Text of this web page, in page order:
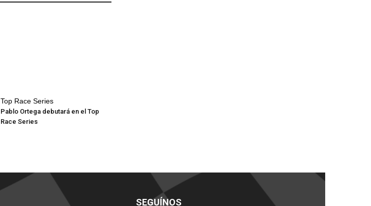
Top Race Series
Pablo Ortega debutará en el Top
Race Series
SEGUÍNOS